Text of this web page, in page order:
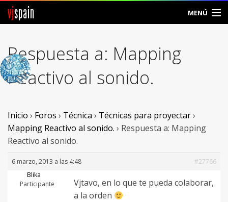
vjspain MENÚ
Foros
Noticias
Vjspain
Ayuda
Contacto
Entrar
Respuesta a: Mapping
Reactivo al sonido.
Inicio › Foros › Técnica › Técnicas para proyectar›
Mapping Reactivo al sonido. › Respuesta a: Mapping
Reactivo al sonido.
6 marzo, 2013 a las 4:48
#27766
Blika
Participante
Vjtavo, en lo que te pueda colaborar,
a la orden